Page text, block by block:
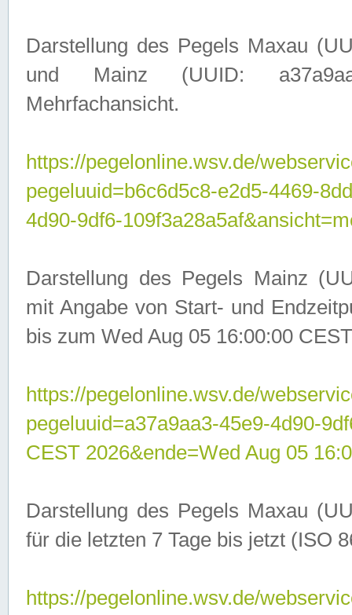
Darstellung des Pegels Maxau
und Mainz (UUID:
Mehrfachansicht.
https://pegelonline.wsv.de/
pegeluuid=b6c6d5c8-e2d5-4469-
4d90-9df6-
Darstellung des Pegels Mainz
mit Angabe von Start- und
bis zum Wed Aug 05 16:00:00
https://pegelonline.wsv.de/
pegeluuid=a37a9aa3-45e9-
CEST 2026&ende=Wed Aug 05
Darstellung des Pegels Maxau
für die letzten 7 Tage bis jetzt (ISO
https://pegelonline.wsv.de/